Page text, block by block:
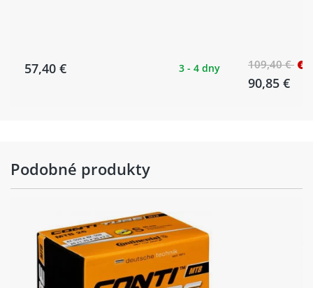
57,40 € 3 - 4 dny 109,40 €
90,85 €
Podobné produkty